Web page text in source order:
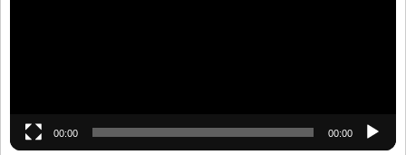
00:00
00:00